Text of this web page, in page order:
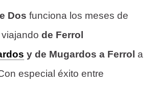
Dos funciona los meses de
de Ferrol
y de Mugardos a Ferrol a
especial éxito entre